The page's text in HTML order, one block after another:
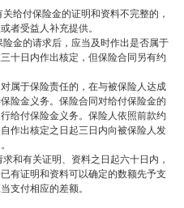
给付保险金的证明和资料不完整的，
者受益人补充提供。
金的请求后，应当及时作出是否属于
十日内作出核定，但保险合同另有约
属于保险责任的，在与被保险人达成
险金义务。保险合同对给付保险金的
给付保险金义务。保险人依照前款约
作出核定之日起三日内向被保险人发
和有关证明、资料之日起六十日内，
有证明和资料可以确定的数额先予支
支付相应的差额。